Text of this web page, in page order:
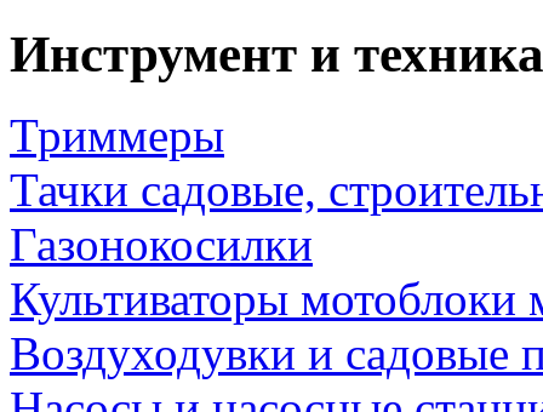
Инструмент и
Триммеры
Тачки садовые,
Газонокосилки
Культиваторы мотоблоки
Воздуходувки и садовые